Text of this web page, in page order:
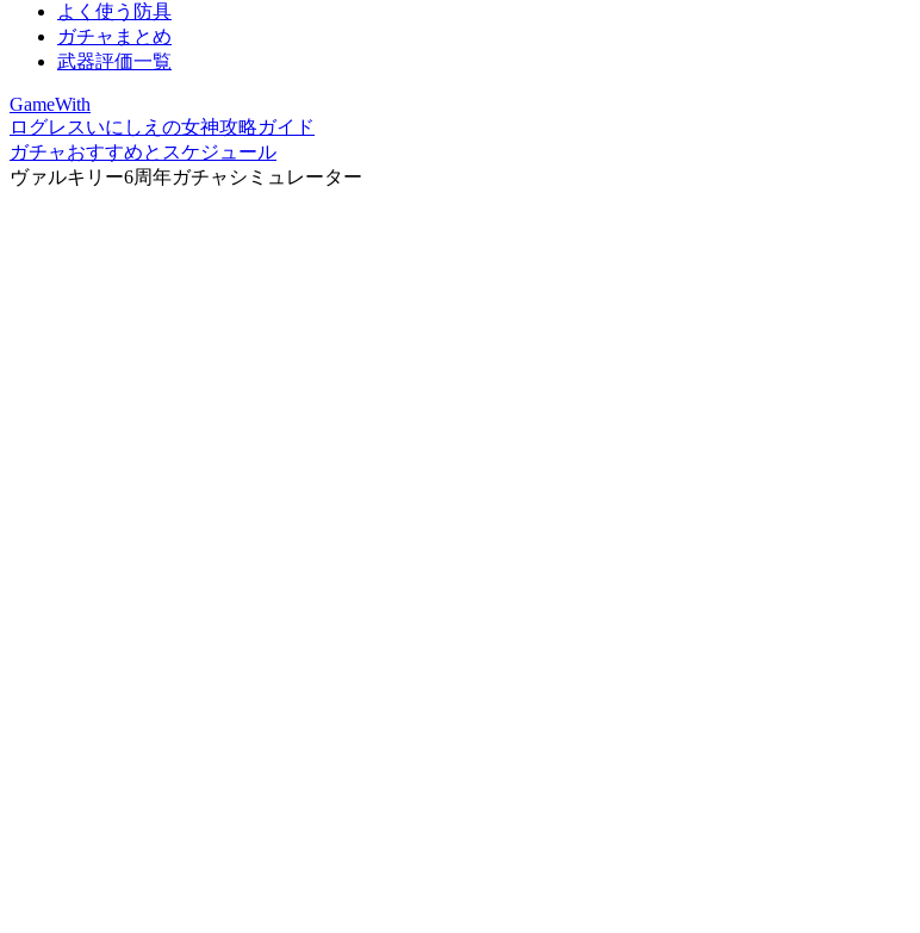
よく使う防具
ガチャまとめ
武器評価一覧
GameWith
ログレスいにしえの女神攻略ガイド
ガチャおすすめとスケジュール
ヴァルキリー6周年ガチャシミュレーター